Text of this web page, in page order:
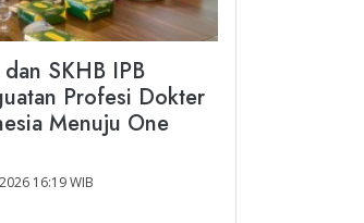
SKHB IPB
Profesi Dokter
Menuju One
16:19 WIB